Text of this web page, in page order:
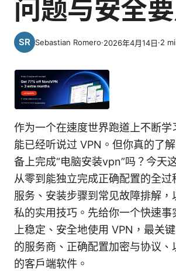
问题与安全
Sebastian Romero·2026年4月14日·2
作为一个在速度世界跑道上不断学
能已经听说过 VPN。但你真的了
备上完成“电脑安装vpn”吗？今天
从零到能独立完成正确配置的全过
服务、安装步骤到常见故障排解，
私的实用技巧。先给你一个快速事
上稳定、安全地使用 VPN，最关
的服务商、正确配置加密与协议、
的客户端软件。